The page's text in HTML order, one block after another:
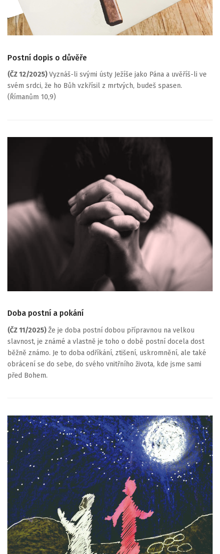
Postní dopis o důvěře
(ČZ 12/2025)Vyznáš-li svými ústy Ježíše jako Pána a uvěříš-li ve
svém srdci, že ho Bůh vzkřísil z mrtvých, budeš spasen.
(Římanům 10,9)
Doba postní a pokání
(ČZ 11/2025)Že je doba postní dobou přípravnou na velkou
slavnost, je známé a vlastně je toho o době postní docela dost
běžně známo. Je to doba odříkání, ztišení, uskromnění, ale také
obrácení se do sebe, do svého vnitřního života, kde jsme sami
před Bohem.